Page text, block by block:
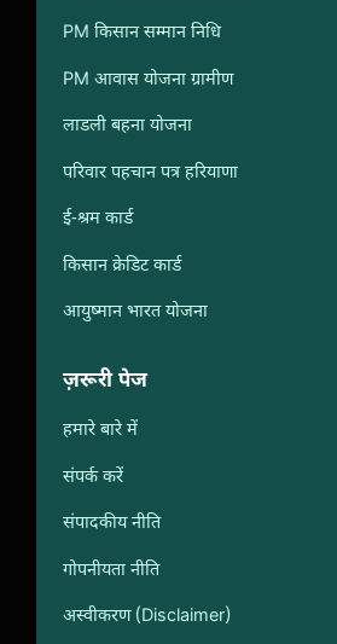
PM किसान सम्मान निधि
PM आवास योजना ग्रामीण
लाडली बहना योजना
परिवार पहचान पत्र हरियाणा
ई-श्रम कार्ड
किसान क्रेडिट कार्ड
आयुष्मान भारत योजना
ज़रूरी पेज
हमारे बारे में
संपर्क करें
संपादकीय नीति
गोपनीयता नीति
अस्वीकरण (Disclaimer)